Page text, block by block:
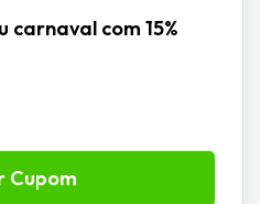
carnaval com 15%
Cupom